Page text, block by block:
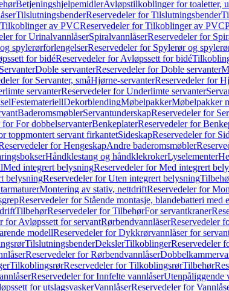
BetjeningshjelpemidlerAvløpstilkoblinger for toaletter,
TilslutningsbenderReservedeler for Tilslutningsbender
Tilkoblinger av PVCReservedeler for Tilkoblinger av PVC
for UrinalvannlåserSpiralvannlåserReservedeler for
spylerørforlengelserReservedeler for Spylerør og
for bidéReservedeler for Avløpssett for bidé
Doble servanterReservedeler for Doble servanter
for Servanter, småHjørne-servanterReservedeler for
servanterReservedeler for Underlimte servanter
FestemateriellDekorblendingMøbelpakkerMøbelpakker
BaderomsmøblerServantunderskapReservedeler for
for For dobbelservanterBenkeplaterReservedeler for
toppmontert servant firkantetSideskapReservedeler for
for HengeskapAndre baderomsmøbler
Håndklestang og håndklekrokerLyselementer
Med integrert belysningReservedeler for Med integrert
belysningReservedeler for Uten integrert belysning
Montering av stativ, nettdriftReservedeler for
Reservedeler for Stående montasje, blandebatteri med
TilbehørReservedeler for TilbehørFor servantkraner
for Avløpssett for servantRørbendvannlåserReservedeler
modellReservedeler for Dykkrørvannlåser for
TilslutningsbenderDekslerTilkoblingerReservedeler
Reservedeler for Rørbendvannlåser
TilkoblingsrørReservedeler for TilkoblingsrørTilbehør
Reservedeler for Innfelte vannlåserUtenpåliggende
for utslagsvaskerVannlåserReservedeler for